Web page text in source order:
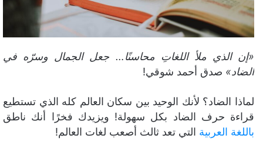
ك
ت
ر
ن
ي
«إن الذي ملأ اللغاتِ محاسنًا… جعل الجمال وسرّه في
الضاد» صدق أحمد شوقي!
لماذا الضاد؟ لأنك الوحيد بين سكان العالم كله الذي تستطيع
قراءة حرف الضاد بكل سهولة! ويزيدك فخرًا أنك ناطق
باللغة العربية التي تعد ثالث أصعب لغات العالم!